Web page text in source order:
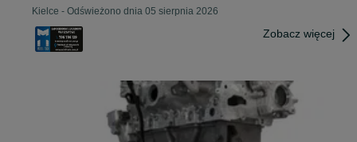
Kielce - Odświeżono dnia 05 sierpnia 2026
Zobacz więcej